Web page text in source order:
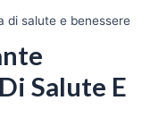
n
e
di salute e benessere
Salute E